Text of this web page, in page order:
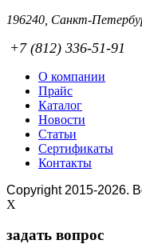
196240, Санкт-
+7 (812) 336-51-91
О компании
Прайс
Каталог
Новости
Статьи
Сертификаты
Контакты
Copyright 2015-2026.
X
задать вопрос